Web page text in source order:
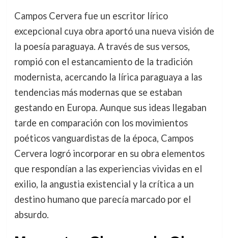
Campos Cervera fue un escritor lírico
excepcional cuya obra aportó una nueva visión de
la poesía paraguaya. A través de sus versos,
rompió con el estancamiento de la tradición
modernista, acercando la lírica paraguaya a las
tendencias más modernas que se estaban
gestando en Europa. Aunque sus ideas llegaban
tarde en comparación con los movimientos
poéticos vanguardistas de la época, Campos
Cervera logró incorporar en su obra elementos
que respondían a las experiencias vividas en el
exilio, la angustia existencial y la crítica a un
destino humano que parecía marcado por el
absurdo.